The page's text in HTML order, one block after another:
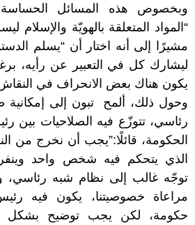
وبخصوص هذه المسائل
“المواد المتعلقة بالهويّة
مشيرًا إلى أنه اختار أن “يسلم
ليشارك كل في التعبير عن رأيه،
يكون هناك بعض الانحراف في
وحول ذلك، ألمح تبون إلى
رئاسي، تتوزّع فيه الصلاحيات بين
الحكومة، قائلًا:”يجب أن نخرج من
الذي يتحكم فيه شخص واحد
توجّه غالب إلى نظام شبه رئاسي،
مراعاة خصوصيتنا، يكون فيه
حكومة، لكن يجب توضيح بشكل